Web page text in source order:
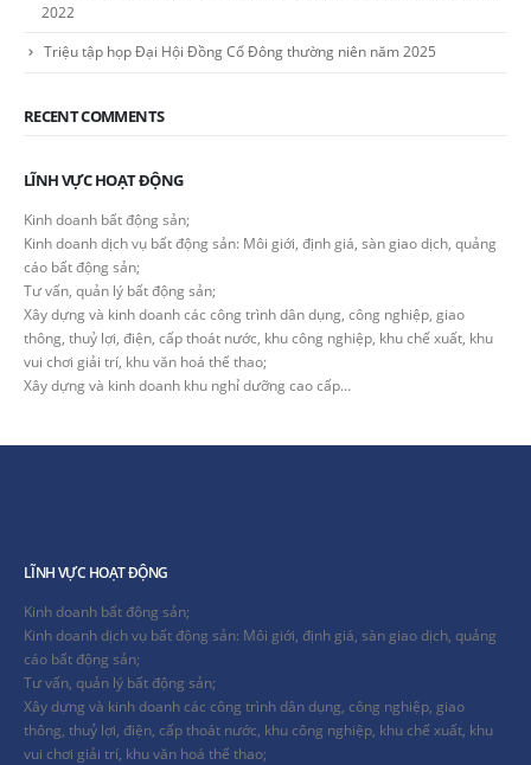
2022
Triệu tập họp Đại Hội Đồng Cổ Đông thường niên năm 2025
RECENT COMMENTS
LĨNH VỰC HOẠT ĐỘNG
Kinh doanh bất động sản;
Kinh doanh dịch vụ bất động sản: Môi giới, định giá, sàn giao dịch, quảng
cáo bất động sản;
Tư vấn, quản lý bất động sản;
Xây dựng và kinh doanh các công trình dân dụng, công nghiệp, giao
thông, thuỷ lợi, điện, cấp thoát nước, khu công nghiệp, khu chế xuất, khu
vui chơi giải trí, khu văn hoá thể thao;
Xây dựng và kinh doanh khu nghỉ dưỡng cao cấp…
LĨNH VỰC HOẠT ĐỘNG
Kinh doanh bất động sản;
Kinh doanh dịch vụ bất động sản: Môi giới, định giá, sàn giao dịch, quảng
cáo bất động sản;
Tư vấn, quản lý bất động sản;
Xây dựng và kinh doanh các công trình dân dụng, công nghiệp, giao
thông, thuỷ lợi, điện, cấp thoát nước, khu công nghiệp, khu chế xuất, khu
vui chơi giải trí, khu văn hoá thể thao;